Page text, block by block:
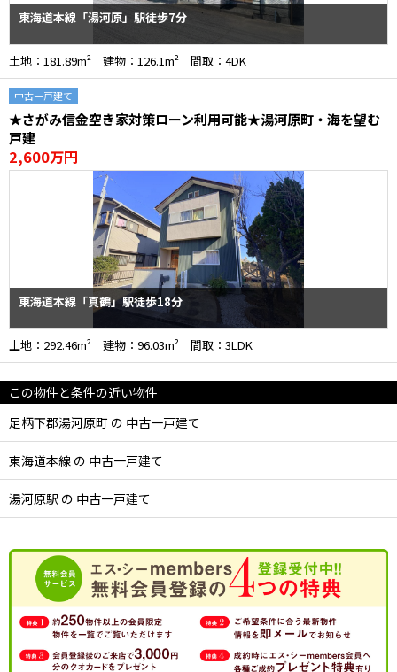
東海道本線「湯河原」駅徒歩7分
土地：181.89m² 建物：126.1m² 間取：4DK
中古一戸建て
★さがみ信金空き家対策ローン利用可能★湯河原町・海を望む
戸建
2,600万円
東海道本線「真鶴」駅徒歩18分
土地：292.46m² 建物：96.03m² 間取：3LDK
この物件と条件の近い物件
足柄下郡湯河原町 の 中古一戸建て
東海道本線 の 中古一戸建て
湯河原駅 の 中古一戸建て